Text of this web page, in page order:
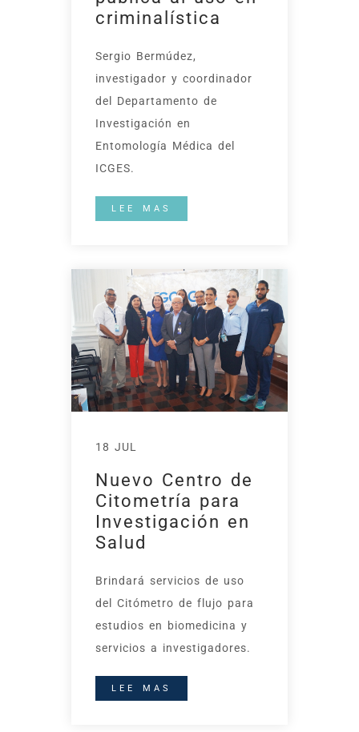
criminalística
Sergio Bermúdez,
investigador y coordinador
del Departamento de
Investigación en
Entomología Médica del
ICGES.
LEE MAS
18 JUL
Nuevo Centro de
Citometría para
Investigación en
Salud
Brindará servicios de uso
del Citómetro de flujo para
estudios en biomedicina y
servicios a investigadores.
LEE MAS